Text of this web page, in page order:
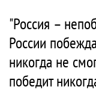
"Россия –
России
никогда не
победит